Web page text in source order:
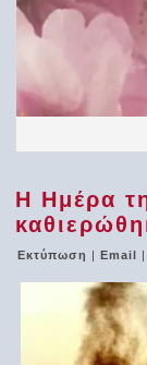
Η Ημέρα
Εκτύπωση |Email